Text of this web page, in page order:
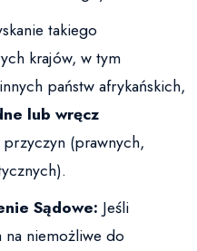
takiego
krajów, w tym
państw afrykańskich,
lub wręcz
(prawnych,
Sądowe: Jeśli
niemożliwe do